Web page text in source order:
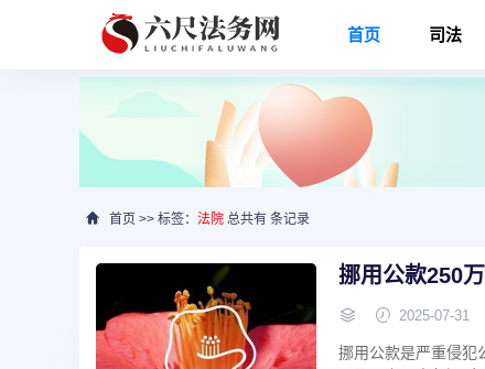
首页 司法
首页 >> 标签： 法院 总共有 条记录
挪用公款250
2025-07-31
挪用公款是严重侵犯